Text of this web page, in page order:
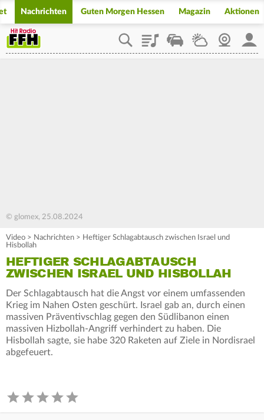
Nachrichten Guten Morgen Hessen Magazin Aktionen
PlaylistStaupilotWetterWebcam
© glomex, 25.08.2024
Video > Nachrichten > Heftiger Schlagabtausch zwischen Israel und
Hisbollah
HEFTIGER SCHLAGABTAUSCH
ZWISCHEN ISRAEL UND HISBOLLAH
Der Schlagabtausch hat die Angst vor einem umfassenden
Krieg im Nahen Osten geschürt. Israel gab an, durch einen
massiven Präventivschlag gegen den Südlibanon einen
massiven Hizbollah-Angriff verhindert zu haben. Die
Hisbollah sagte, sie habe 320 Raketen auf Ziele in Nordisrael
abgefeuert.